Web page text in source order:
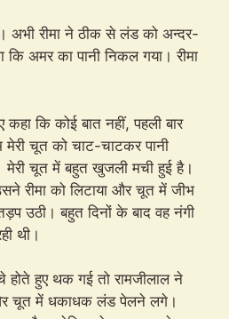
रीमा ने ठीक से लंड को अन्दर-
कि अमर का पानी निकल गया। रीमा
कि कोई बात नहीं, पहली बार
चूत को चाट-चाटकर पानी
चूत में बहुत खुजली मची हुई है।
रीमा को लिटाया और चूत में जीभ
उठी। बहुत दिनों के बाद वह नंगी
थी।
हुए थक गई तो रामजीलाल ने
चूत में धकाधक लंड पेलने लगे।